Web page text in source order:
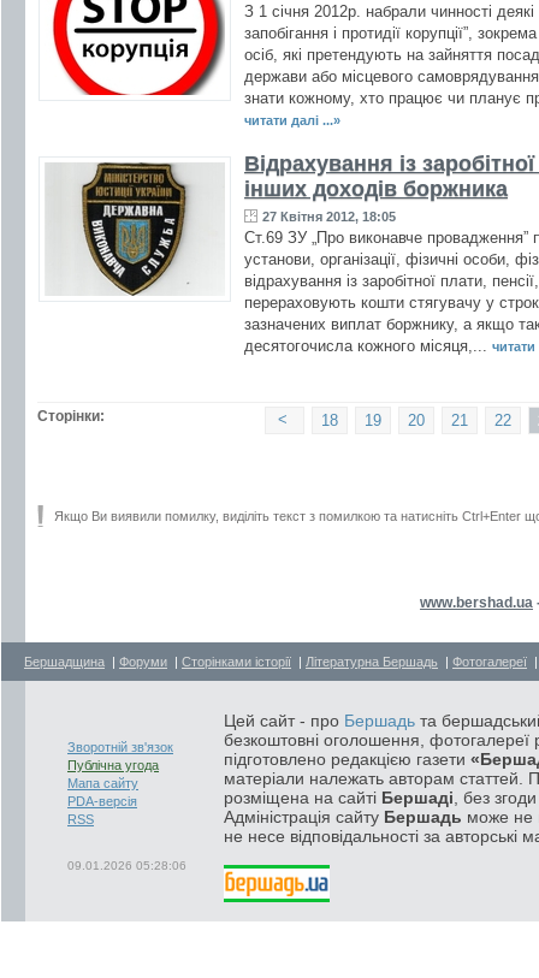
З 1 січня 2012р. набрали чинності
запобігання і протидії корупції”,
осіб, які претендують на зайняття
держави або місцевого
знати кожному, хто працює чи планує
читати далі ...»
Відрахування із
інших доходів боржника
27 Квітня 2012, 18:05
Ст.69 ЗУ „Про виконавче
установи, організації, фізичні особи,
відрахування із заробітної плати,
перераховують кошти стягувачу у
зазначених виплат боржнику, а якщо
десятогочисла кожного місяця,...
читати
Сторінки: 22
21
20
19
18
<
Якщо Ви виявили помилку, виділіть текст з помилкою та натисніть Ctrl+Enter
www.bershad.ua
Бершадщина | Форуми | Сторінками історії | Літературна Бершадь | Фотогалереї
Зворотній зв'язок
Публічна угода
Мапа сайту
PDA-версія
RSS
09.01.2026 05:28:06
Цей сайт - про Бершадь та
безкоштовні оголошення, фотогалереї
підготовлено редакцією газети
матеріали належать авторам статтей.
розміщена на сайті Бершаді , без
Адміністрація сайту Бершадь може не
не несе відповідальності за авторські